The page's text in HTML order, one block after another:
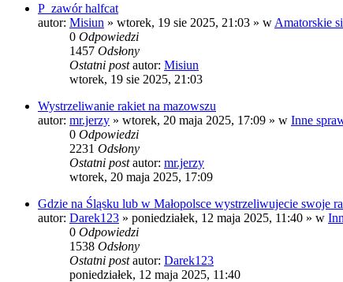
P_zawór halfcat
autor: Misiun » wtorek, 19 sie 2025, 21:03 » w Amatorskie
0 Odpowiedzi
1457 Odsłony
Ostatni postautor: Misiun
wtorek, 19 sie 2025, 21:03
Wystrzeliwanie rakiet na mazowszu
autor: mr.jerzy » wtorek, 20 maja 2025, 17:09 » w Inne
0 Odpowiedzi
2231 Odsłony
Ostatni postautor: mr.jerzy
wtorek, 20 maja 2025, 17:09
Gdzie na Śląsku lub w Małopolsce wystrzeliwujecie swoje
autor: Darek123 » poniedziałek, 12 maja 2025, 11:40 » w
0 Odpowiedzi
1538 Odsłony
Ostatni postautor: Darek123
poniedziałek, 12 maja 2025, 11:40